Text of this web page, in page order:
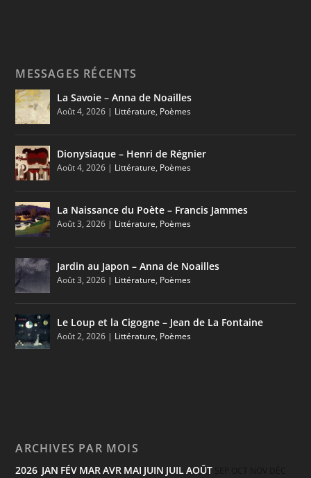
MESSAGES RÉCENTS
La Savoie – Anna de Noailles
Août 4, 2026 | Littérature, Poèmes
Dionysiaque – Henri de Régnier
Août 4, 2026 | Littérature, Poèmes
La Naissance du Poète – Francis Jammes
Août 3, 2026 | Littérature, Poèmes
Jardin au Japon – Anna de Noailles
Août 3, 2026 | Littérature, Poèmes
Le Loup et la Cigogne – Jean de La Fontaine
Août 2, 2026 | Littérature, Poèmes
ARCHIVES PAR MOIS
2026 JAN FÉV MARAVR MAI JUIN JUILAOÛT